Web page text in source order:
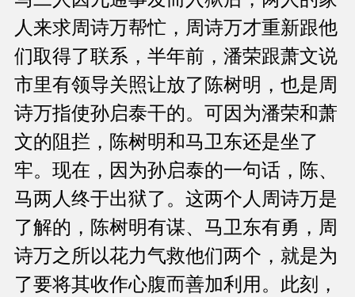
人来求周诗万帮忙，周诗万才重新跟他
们取得了联系，半年前，潘荣跟萧文说
市里有领导关照让放了陈树明，也是周
诗万指使孙启泰干的。可因为潘荣和萧
文的阻拦，陈树明和马卫东还是坐了
牢。现在，因为孙启泰的一句话，陈、
马两人终于出狱了。这两个人周诗万是
了解的，陈树明有谋、马卫东有勇，周
诗万之所以花力气救他们两个，就是为
了要将其收作心腹而善加利用。此刻，